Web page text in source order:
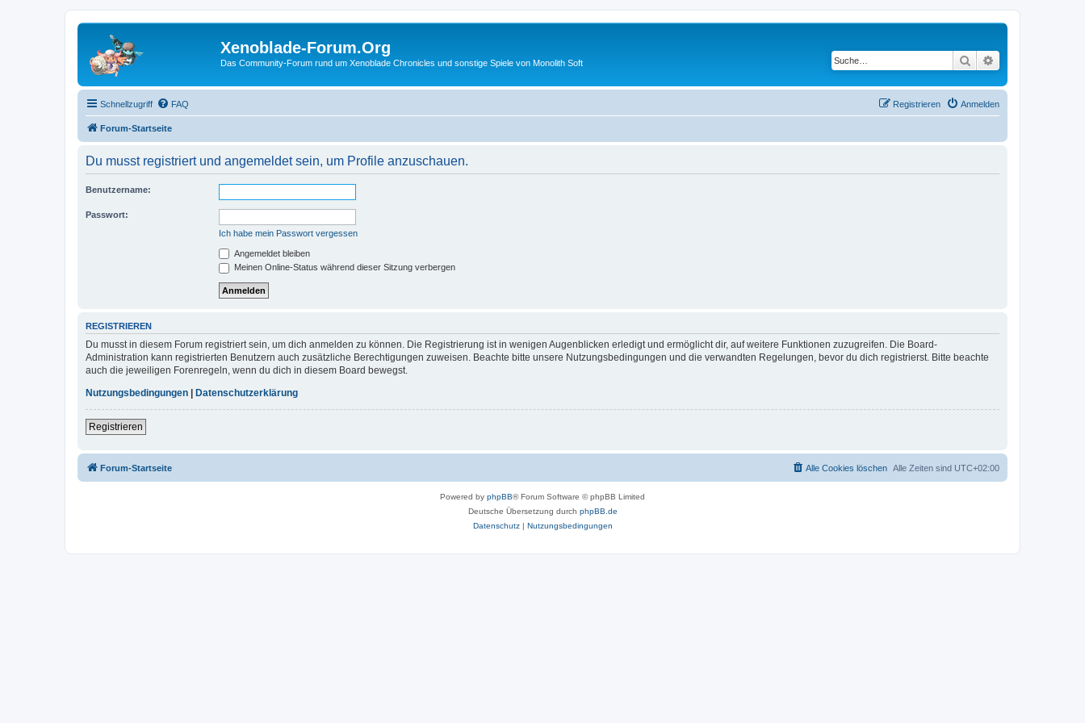
Xenoblade-Forum.Org
Das Community-Forum rund um Xenoblade Chronicles und sonstige Spiele von Monolith Soft Suche
Schnellzugriff FAQ Anmelden
Registrieren
Forum-Startseite
Du musst registriert und angemeldet sein, um Profile anzuschauen.
Benutzername:
Passwort:
Ich habe mein Passwort vergessen
Angemeldet bleiben
Meinen Online-Status während dieser Sitzung verbergen
REGISTRIEREN
Du musst in diesem Forum registriert sein, um dich anmelden zu können. Die Registrierung ist in wenigen Augenblicken erledigt und ermöglicht dir, auf weitere Funktionen zuzugreifen. Die Board-
Administration kann registrierten Benutzern auch zusätzliche Berechtigungen zuweisen. Beachte bitte unsere Nutzungsbedingungen und die verwandten Regelungen, bevor du dich registrierst. Bitte beachte
auch die jeweiligen Forenregeln, wenn du dich in diesem Board bewegst.
Nutzungsbedingungen
Datenschutzerklärung
Registrieren
Forum-Startseite Alle Zeiten sind UTC+02:00
Alle Cookies löschen
Powered by phpBB® Forum Software © phpBB Limited
Deutsche Übersetzung durch phpBB.de
Datenschutz| Nutzungsbedingungen